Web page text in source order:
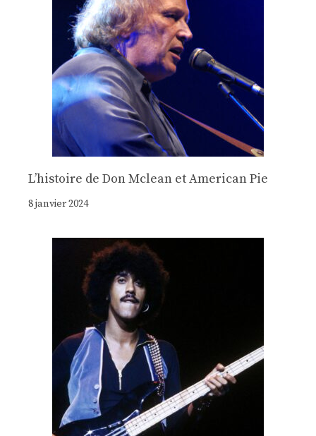
Lʼhistoire de Don Mclean et American Pie
8 janvier 2024